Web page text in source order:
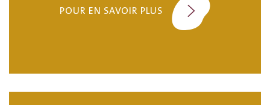
POUR EN SAVOIR PLUS